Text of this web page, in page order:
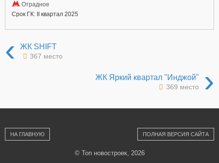
Отрадное
Срок ГК: II квартал 2025
‹ ЖК SHIFT
367 место
›
ЖК Яркий квартал "Инджой"
369 место
НА ГЛАВНУЮ ПОЛНАЯ ВЕРСИЯ САЙТА
© Топ новостроек, 2026